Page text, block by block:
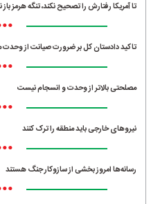
تا آمریکا رفتارش را تصحیح نکند، تنگه هرمز
تاکید دادستان کل بر ضرورت صیانت از وحدت
مصلحتی بالاتر از وحدت و انسجام نیست
نیروهای خارجی باید منطقه را ترک کنند
رسانه‌ها امروز بخشی از سازوکار جنگ هستند